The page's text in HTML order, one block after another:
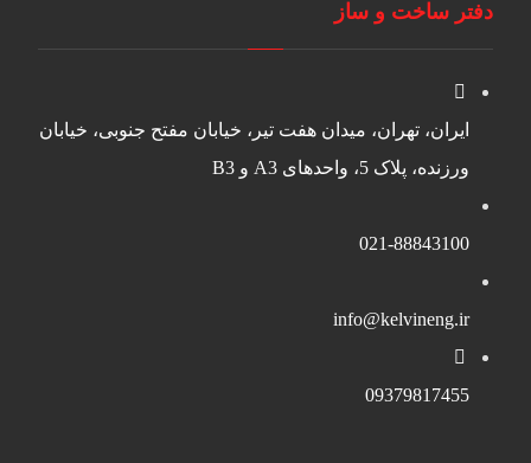
دفتر ساخت و ساز
ایران، تهران، میدان هفت تیر، خیابان مفتح جنوبی، خیابان
ورزنده، پلاک 5، واحدهای A3 و B3
021-88843100
info@kelvineng.ir
09379817455